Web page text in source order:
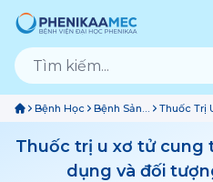
Bệnh Học
Bệnh Sản
Phụ Khoa
Thuốc Trị
Thuốc trị u xơ tử cung
dụng và đối